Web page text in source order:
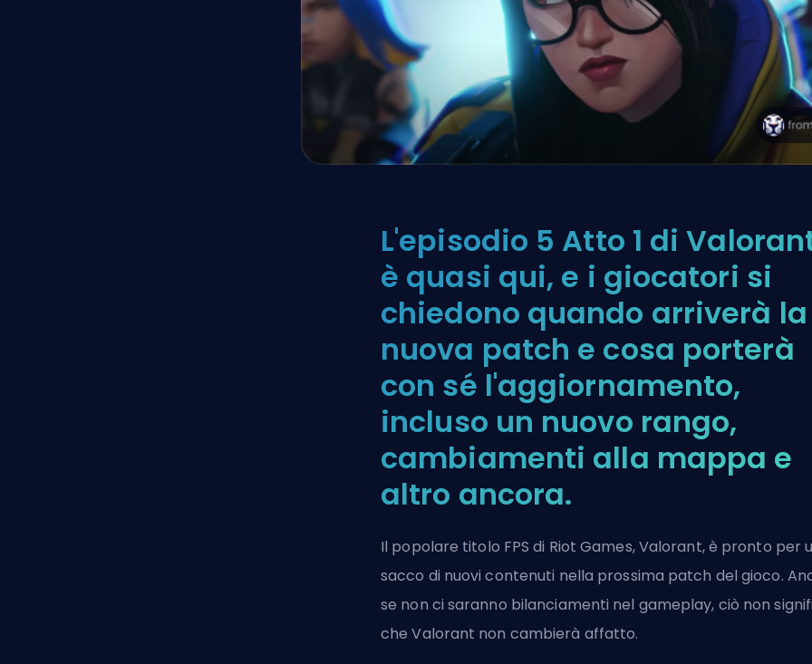
L'episodio 5 Atto 1 di
è quasi qui, e i giocatori si
chiedono quando arriverà la
nuova patch e cosa porterà
con sé l'aggiornamento,
incluso un nuovo rango,
cambiamenti alla mappa e
altro ancora.
Il popolare titolo FPS di Riot Games, Valorant, è pronto per
sacco di nuovi contenuti nella prossima patch del gioco.
se non ci saranno bilanciamenti nel gameplay, ciò non
che Valorant non cambierà affatto.